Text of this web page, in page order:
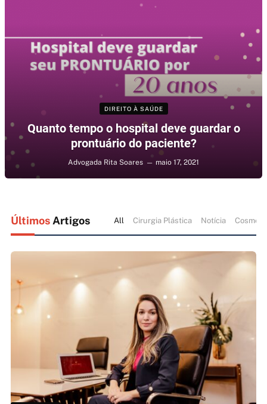
DIREITO À SAÚDE
Quanto tempo o hospital deve guardar o
prontuário do paciente?
Advogada Rita Soares maio 17, 2021
Últimos Artigos All Cirurgia Plástica Notícia